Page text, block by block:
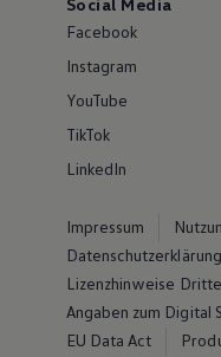
Social Media
Facebook
Instagram
YouTube
TikTok
LinkedIn
Impressum
Lizenzhinweise
Angaben zum Digital
EU Data Act